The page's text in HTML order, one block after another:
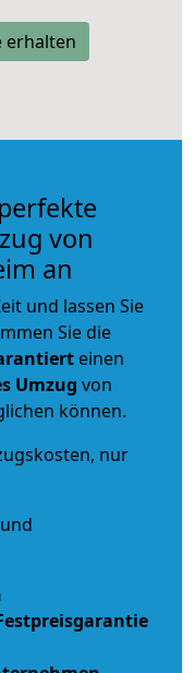
erhalten
von
an
und lassen Sie
Sie die
einen
Umzug von
können.
nur